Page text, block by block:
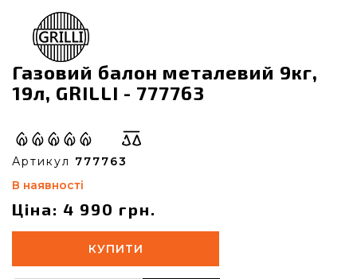
Газовий балон металевий 9кг,
19л, GRILLI - 777763
Артикул 777763
В наявності
Ціна: 4 990 грн.
КУПИТИ